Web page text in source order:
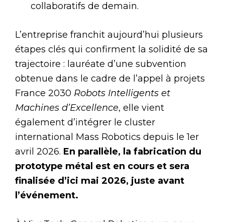
collaboratifs de demain.
L’entreprise franchit aujourd’hui plusieurs
étapes clés qui confirment la solidité de sa
trajectoire : lauréate d’une subvention
obtenue dans le cadre de l’appel à projets
France 2030 Robots Intelligents et
Machines d’Excellence, elle vient
également d’intégrer le cluster
international Mass Robotics depuis le 1er
avril 2026. En parallèle, la fabrication du
prototype métal est en cours et sera
finalisée d’ici mai 2026, juste avant
l’événement.